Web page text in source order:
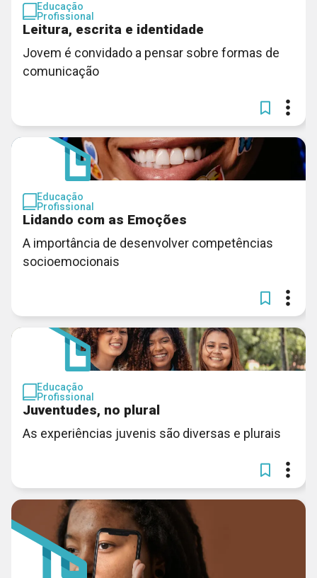
Educação
Profissional
Leitura, escrita e identidade
Jovem é convidado a pensar sobre formas de
comunicação
Educação
Profissional
Lidando com as Emoções
A importância de desenvolver competências
socioemocionais
Educação
Profissional
Juventudes, no plural
As experiências juvenis são diversas e plurais